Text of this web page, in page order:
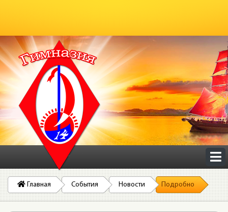
Главная События Новости Подробно